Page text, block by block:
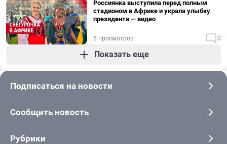
Россиянка выступила перед полным
стадионом в Африке и украла улыбку
президента — видео
5 просмотров 0
Показать еще
Подписаться на новости
Сообщить новость
Рубрики